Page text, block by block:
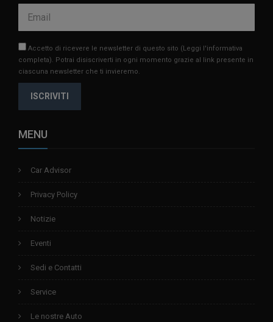
Accetto di ricevere le newsletter di questo sito (Leggi l'informativa
completa). Potrai disiscriverti in ogni momento grazie al link presente in
ciascuna newsletter che ti invieremo.
ISCRIVITI
MENU
Car Advisor
Privacy Policy
Notizie
Eventi
Sedi e Contatti
Service
Le nostre Auto